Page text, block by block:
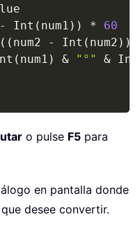
- Int ( num1 ) ) *
60
( ( num2 - Int ( num2 ) )
( num1 ) & "°" & Int
o pulse F5 para
en pantalla donde
desee convertir.